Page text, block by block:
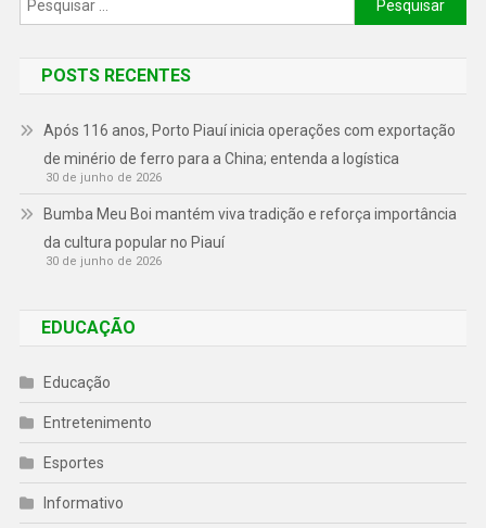
POSTS RECENTES
Após 116 anos, Porto Piauí inicia operações com exportação
de minério de ferro para a China; entenda a logística
30 de junho de 2026
Bumba Meu Boi mantém viva tradição e reforça importância
da cultura popular no Piauí
30 de junho de 2026
EDUCAÇÃO
Educação
Entretenimento
Esportes
Informativo